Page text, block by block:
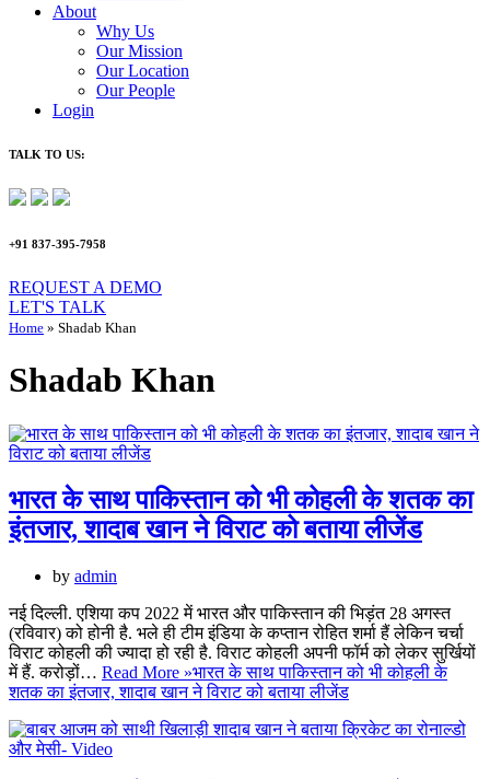
About
Why Us
Our Mission
Our Location
Our People
Login
TALK TO US:
+91 837-395-7958
REQUEST A DEMO​
LET'S TALK
Home » Shadab Khan
Shadab Khan
भारत के साथ पाकिस्तान को भी कोहली के शतक का
इंतजार, शादाब खान ने विराट को बताया लीजेंड
by admin
नई दिल्ली. एशिया कप 2022 में भारत और पाकिस्तान की भिड़ंत 28 अगस्त
(रविवार) को होनी है. भले ही टीम इंडिया के कप्तान रोहित शर्मा हैं लेकिन चर्चा
विराट कोहली की ज्यादा हो रही है. विराट कोहली अपनी फॉर्म को लेकर सुर्खियों
में हैं. करोड़ों… Read More »भारत के साथ पाकिस्तान को भी कोहली के
शतक का इंतजार, शादाब खान ने विराट को बताया लीजेंड